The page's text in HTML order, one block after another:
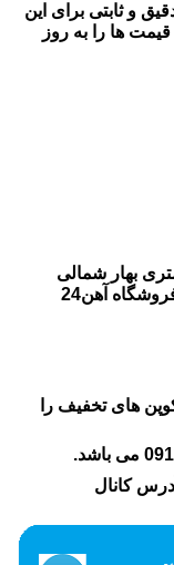
و ثابتی برای این
ها را به روز
:تهران - بازارآهن (شادآباد) ،بلوار 45متری بهار شمالی
،مجتمع تجاری پارس فلز ،بلوک E پلاک12 ،فروشگاه آهن24
های تخفیف را
کانال